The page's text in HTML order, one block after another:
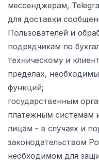
мессенджерам,
для доставки
Пользователей и
подрядчикам по
техническому и
пределах,
функций;
государственным
платежным системам
лицам - в случаях и
законодательством
необходимом для